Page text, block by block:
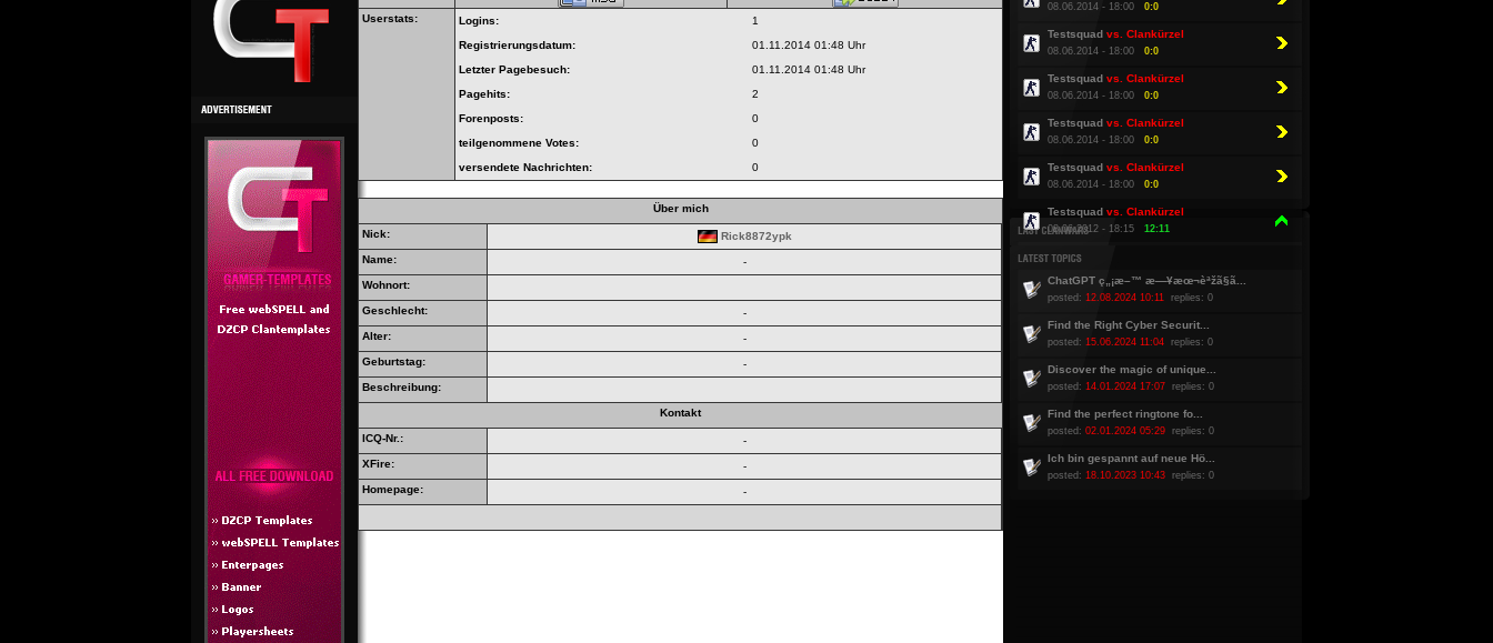
Userstats: Logins:
1
Registrierungsdatum:
01.11.2014 01:48 Uhr
Letzter Pagebesuch:
01.11.2014 01:48 Uhr
Pagehits:
2
Forenposts:
0
teilgenommene Votes:
0
versendete Nachrichten:
0
Über mich
Nick:
Rick8872ypk
Name:
-
Wohnort:
Geschlecht:
-
Alter:
-
Geburtstag:
-
Beschreibung:
Kontakt
ICQ-Nr.:
-
XFire:
-
Homepage:
-
08.06.2014 - 18:00 0:0
Testsquad vs. Clankürzel
08.06.2014 - 18:00 0:0
Testsquad vs. Clankürzel
08.06.2014 - 18:00 0:0
Testsquad vs. Clankürzel
08.06.2014 - 18:00 0:0
Testsquad vs. Clankürzel
08.06.2014 - 18:00 0:0
Testsquad vs. Clankürzel
08.06.2012 - 18:15 12:11
ChatGPT ç„¡æ–™ æ—¥æœ¬èªžã§ã...
posted: 12.08.2024 10:11 replies: 0
Find the Right Cyber Securit...
posted: 15.06.2024 11:04 replies: 0
Discover the magic of unique...
posted: 14.01.2024 17:07 replies: 0
Find the perfect ringtone fo...
posted: 02.01.2024 05:29 replies: 0
Ich bin gespannt auf neue Hö...
posted: 18.10.2023 10:43 replies: 0